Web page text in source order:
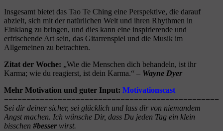
Insgesamt bietet das Tao Te Ching eine Perspektive, die darauf
abzielt, sich mit der natürlichen Welt und ihren Rhythmen in
Einklang zu bringen, und dies kann eine inspirierende und
erfrischende Art sein, das Gitarrenspiel und die Musik im
Allgemeinen zu betrachten.
Zitat der Woche: „Wie die Menschen dich behandeln, ist ihr
Karma; wie du reagierst, ist dein Karma.“ – Wayne Dyer
Mehr Motivation und guter Input: Motivationscast
============================
Sei dir deiner sicher, sei glücklich und lass dir von niemandem
Angst machen. Ich wünsche Dir, dass Du jeden Tag ein klein
bisschen #besser wirst.